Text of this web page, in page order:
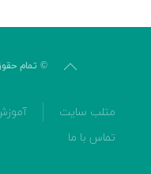
© تمام
متلب سایت
تماس با ما